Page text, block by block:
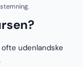
udenlandske